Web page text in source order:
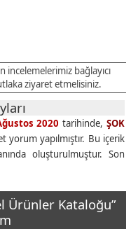
incelemelerimiz bağlayıcı
ziyaret etmelisiniz.
2020 tarihinde,ŞOK
yorum yapılmıştır. Bu içerik
oluşturulmuştur. Son
Ürünler Kataloğu”